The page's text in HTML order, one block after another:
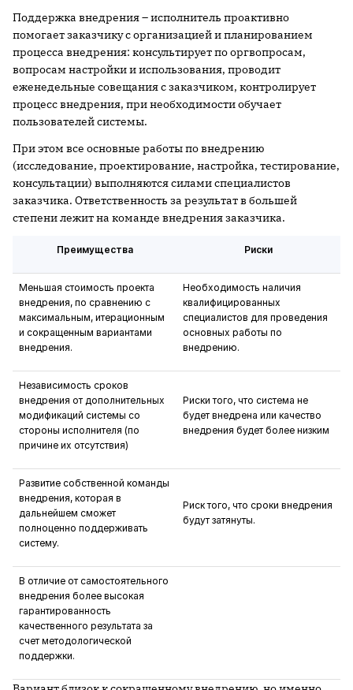
Поддержка внедрения – исполнитель проактивно
помогает заказчику с организацией и планированием
процесса внедрения: консультирует по оргвопросам,
вопросам настройки и использования, проводит
еженедельные совещания с заказчиком, контролирует
процесс внедрения, при необходимости обучает
пользователей системы.
При этом все основные работы по внедрению
(исследование, проектирование, настройка, тестирование,
консультации) выполняются силами специалистов
заказчика. Ответственность за результат в большей
степени лежит на команде внедрения заказчика.
Преимущества Риски
Меньшая стоимость проекта
внедрения, по сравнению с
максимальным, итерационным
и сокращенным вариантами
внедрения.
Необходимость наличия
квалифицированных
специалистов для проведения
основных работы по
внедрению.
Независимость сроков
внедрения от дополнительных
модификаций системы со
стороны исполнителя (по
причине их отсутствия)
Риски того, что система не
будет внедрена или качество
внедрения будет более низким
Развитие собственной команды
внедрения, которая в
дальнейшем сможет
полноценно поддерживать
систему.
Риск того, что сроки внедрения
будут затянуты.
В отличие от самостоятельного
внедрения более высокая
гарантированность
качественного результата за
счет методологической
поддержки.